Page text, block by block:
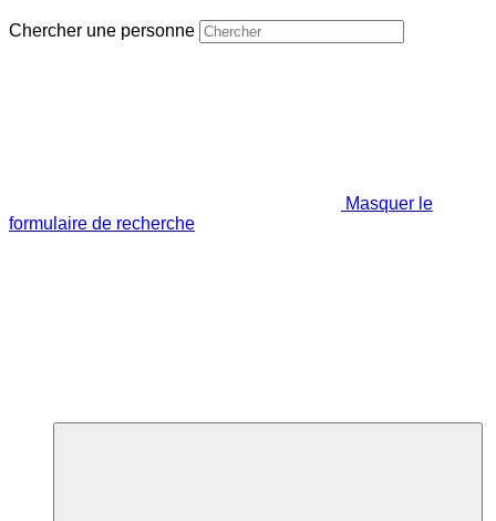
Chercher une personne
Masquer le
formulaire de recherche